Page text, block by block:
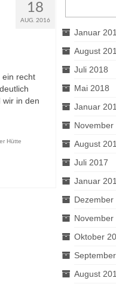
18
AUG. 2016
ein recht
wir in den
Hütte
Januar
August
Juli 2018
Mai 2018
Januar
November
August
Juli 2017
Januar
Dezember
November
Oktober
August